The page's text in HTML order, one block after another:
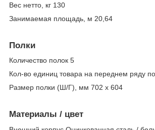
Вес нетто, кг 130
Занимаемая площадь, м 20,64
Полки
Количество полок 5
Кол-во единиц товара на переднем ряду
Размер полки (Ш/Г), мм 702 x 604
Материалы / цвет